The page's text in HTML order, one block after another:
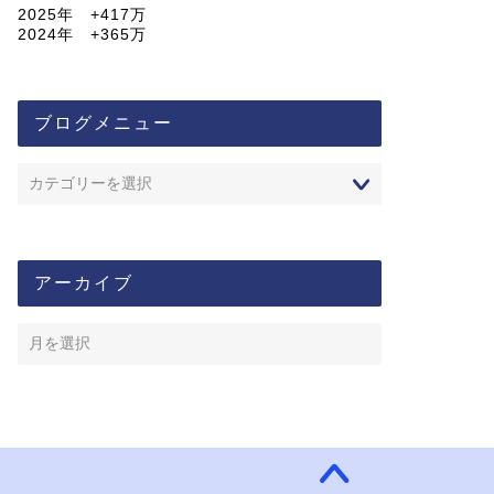
2025年 +417万
2024年 +365万
ブログメニュー
アーカイブ